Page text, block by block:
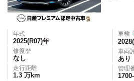
年式
2025(R07)年
修復歴
なし
走行距離
1.3 万km
車検
車両
あり
管理